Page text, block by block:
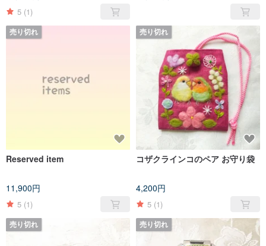
5 (1)
売り切れ
Reserved item
11,900円
5 (1)
売り切れ
コザクラインコのペア お守り袋
4,200円
5 (1)
売り切れ 売り切れ